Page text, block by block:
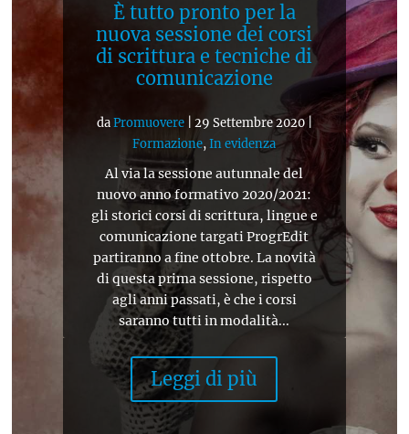
È tutto pronto per la
nuova sessione dei corsi
di scrittura e tecniche di
comunicazione
daPromuovere| 29 Settembre 2020|
Formazione,In evidenza
Al via la sessione autunnale del
nuovo anno formativo 2020/2021:
gli storici corsi di scrittura, lingue e
comunicazione targati ProgrEdit
partiranno a fine ottobre. La novità
di questa prima sessione, rispetto
agli anni passati, è che i corsi
saranno tutti in modalità...
Leggi di più